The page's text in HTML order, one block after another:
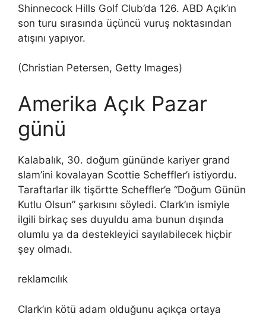
Shinnecock Hills Golf Club’da 126. ABD Açık’ın
son turu sırasında üçüncü vuruş noktasından
atışını yapıyor.
(Christian Petersen, Getty Images)
Amerika Açık Pazar
günü
Kalabalık, 30. doğum gününde kariyer grand
slam’ini kovalayan Scottie Scheffler’ı istiyordu.
Taraftarlar ilk tişörtte Scheffler’e “Doğum Günün
Kutlu Olsun” şarkısını söyledi. Clark’ın ismiyle
ilgili birkaç ses duyuldu ama bunun dışında
olumlu ya da destekleyici sayılabilecek hiçbir
şey olmadı.
reklamcılık
Clark’ın kötü adam olduğunu açıkça ortaya